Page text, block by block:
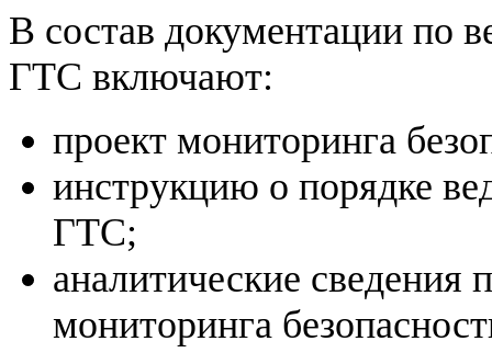
В состав документации по
ГТС включают:
проект мониторинга
инструкцию о порядке
ГТС;
аналитические сведения
мониторинга